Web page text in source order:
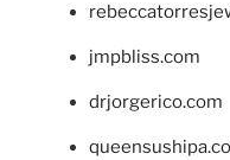
jmpbliss.com
drjorgerico.com